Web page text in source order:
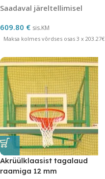
Saadaval järeltellimisel
609.80 € sis.KM
Maksa kolmes võrdses osas 3 x 203.27€
Akrüülklaasist tagalaud
raamiga 12 mm